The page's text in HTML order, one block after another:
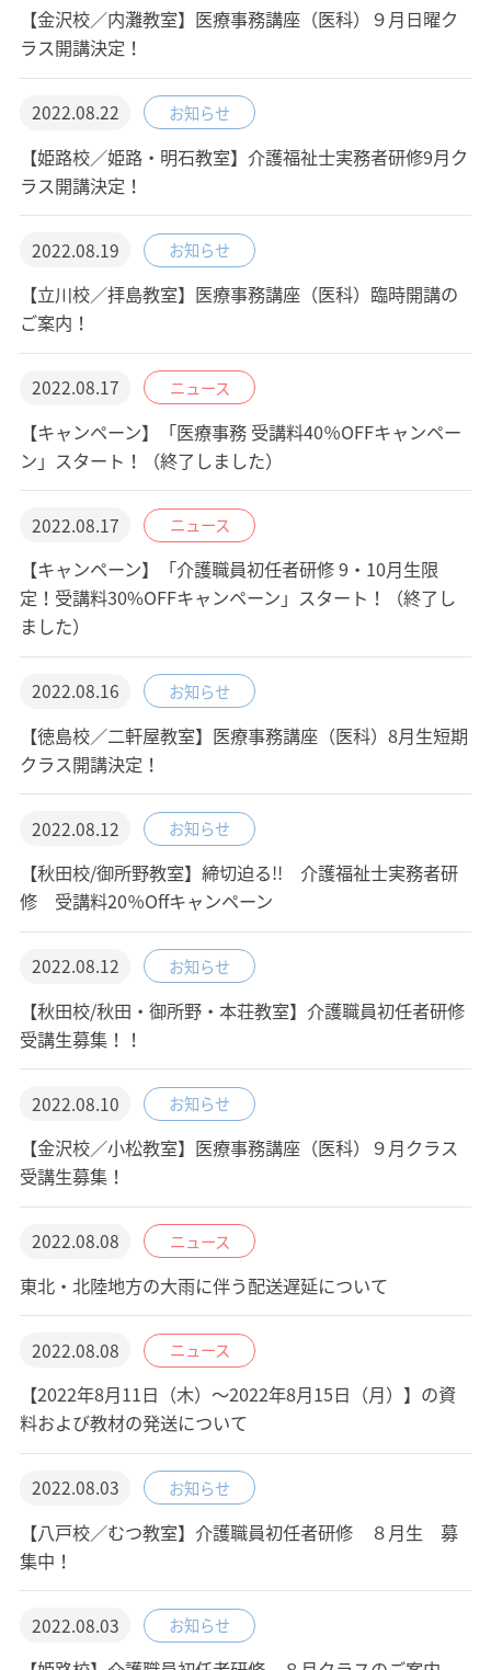
【金沢校／内灘教室】医療事務講座（医科）９月日曜ク
ラス開講決定！
2022.08.22 お知らせ
【姫路校／姫路・明石教室】介護福祉士実務者研修9月ク
ラス開講決定！
2022.08.19 お知らせ
【立川校／拝島教室】医療事務講座（医科）臨時開講の
ご案内！
2022.08.17 ニュース
【キャンペーン】「医療事務 受講料40％OFFキャンペー
ン」スタート！（終了しました）
2022.08.17 ニュース
【キャンペーン】「介護職員初任者研修 9・10月生限
定！受講料30%OFFキャンペーン」スタート！（終了し
ました）
2022.08.16 お知らせ
【徳島校／二軒屋教室】医療事務講座（医科）8月生短期
クラス開講決定！
2022.08.12 お知らせ
【秋田校/御所野教室】締切迫る!! 介護福祉士実務者研
修 受講料20％Offキャンペーン
2022.08.12 お知らせ
【秋田校/秋田・御所野・本荘教室】介護職員初任者研修
受講生募集！！
2022.08.10 お知らせ
【金沢校／小松教室】医療事務講座（医科）９月クラス
受講生募集！
2022.08.08 ニュース
東北・北陸地方の大雨に伴う配送遅延について
2022.08.08 ニュース
【2022年8月11日（木）～2022年8月15日（月）】の資
料および教材の発送について
2022.08.03 お知らせ
【八戸校／むつ教室】介護職員初任者研修 ８月生 募
集中！
2022.08.03 お知らせ